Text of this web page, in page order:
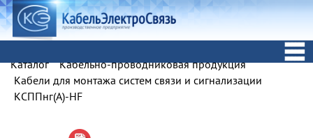
Каталог
Кабельно-проводниковая продукция
Кабели для монтажа систем связи и сигнализации
КСППнг(А)-HF